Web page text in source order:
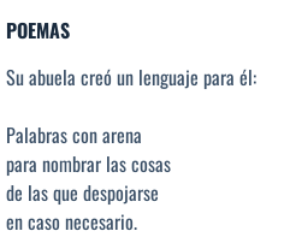
POEMAS
Su abuela creó un lenguaje para él:
Palabras con arena
para nombrar las cosas
de las que despojarse
en caso necesario.